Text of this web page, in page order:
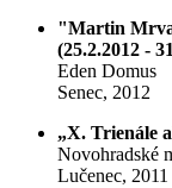
"Martin
(25.2.2012 -
Eden Domus
Senec, 2012
„X. Trienále
Novohradské
Lučenec, 2011